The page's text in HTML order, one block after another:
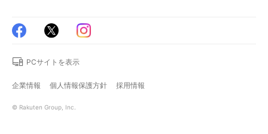
PCサイトを表示
企業情報 個人情報保護方針 採用情報
© Rakuten Group, Inc.